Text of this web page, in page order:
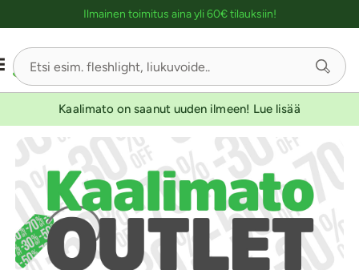
Ilmainen toimitus aina yli 60€ tilauksiin!
Kaalimato on saanut uuden ilmeen! Lue lisää